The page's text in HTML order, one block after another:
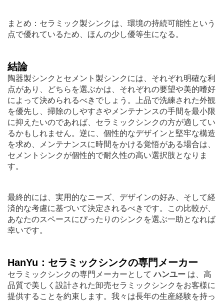
まとめ：セラミック製シンクは、環境の持続可能性という
点で優れているため、ほんの少し優等生になる。
結論
陶器製シンクとセメント製シンクには、それぞれ明確な利
点があり、どちらを選ぶかは、それぞれの要望や美的嗜好
によって決められるべきでしょう。上品で洗練された外観
を優先し、掃除のしやすさやメンテナンスの手間を最小限
に抑えたいのであれば、セラミックシンクの方が適してい
るかもしれません。逆に、個性的なデザインと堅牢な構造
を求め、メンテナンスに時間をかける覚悟がある場合は、
セメントシンクが個性的で耐久性の高い選択肢となりま
す。
最終的には、実用的なニーズ、デザインの好み、そして経
済的な考慮に基づいて決定されるべきです。この比較が、
あなたのスペースにぴったりのシンクを選ぶ一助となれば
幸いです。
HanYu：セラミックシンクの専門メーカー
セラミックシンクの専門メーカーとしてハンユー は、高
品質で美しく設計された卸売セラミックシンクをお客様に
提供することを約束します。我々は長年の生産経験を持っ